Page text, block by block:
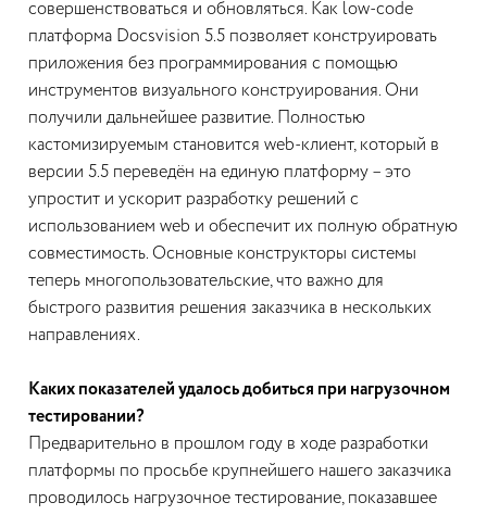
совершенствоваться и обновляться. Как low-code
платформа Docsvision 5.5 позволяет конструировать
приложения без программирования с помощью
инструментов визуального конструирования. Они
получили дальнейшее развитие. Полностью
кастомизируемым становится web-клиент, который в
версии 5.5 переведён на единую платформу – это
упростит и ускорит разработку решений с
использованием web и обеспечит их полную обратную
совместимость. Основные конструкторы системы
теперь многопользовательские, что важно для
быстрого развития решения заказчика в нескольких
направлениях.
Каких показателей удалось добиться при нагрузочном
тестировании?
Предварительно в прошлом году в ходе разработки
платформы по просьбе крупнейшего нашего заказчика
проводилось нагрузочное тестирование, показавшее